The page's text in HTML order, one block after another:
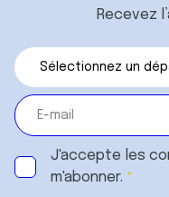
Recevez
J'accepte les
m'abonner.